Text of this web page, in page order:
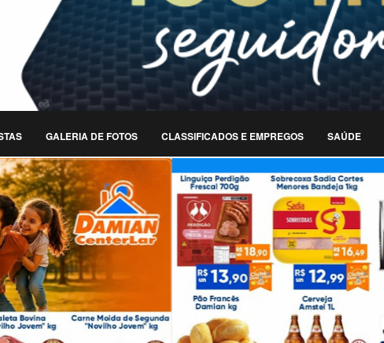
GALERIA DE FOTOS CLASSIFICADOS E EMPREGOS SAÚDE